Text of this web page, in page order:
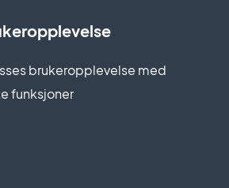
brukeropplevelse med
funksjoner